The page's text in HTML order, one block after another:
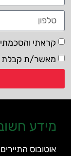
קראתי
מאשר/ת קבלת
מידע
אוטובוס